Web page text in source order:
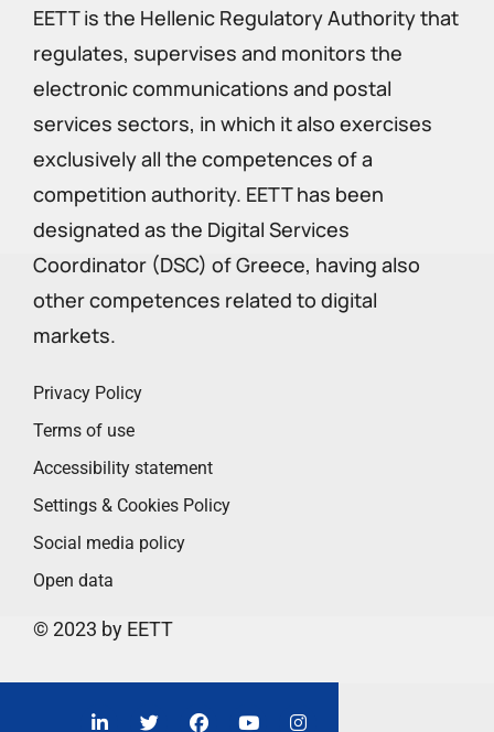
EETT is the Hellenic Regulatory Authority that
regulates, supervises and monitors the
electronic communications and postal
services sectors, in which it also exercises
exclusively all the competences of a
competition authority. EETT has been
designated as the Digital Services
Coordinator (DSC) of Greece, having also
other competences related to digital
markets.
Privacy Policy
Terms of use
Accessibility statement
Settings & Cookies Policy
Social media policy
Open data
© 2023 by EETT